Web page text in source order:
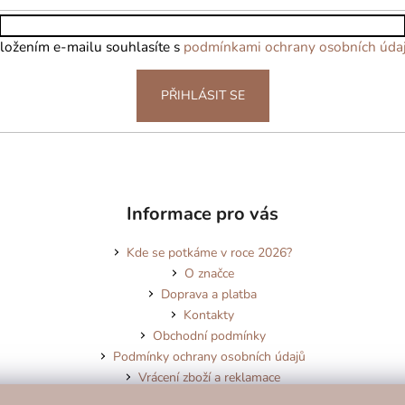
e-mailu souhlasíte s podmínkami ochrany osobních
PŘIHLÁSIT SE
Informace pro vás
Kde se potkáme v roce 2026?
O značce
Doprava a platba
Kontakty
Obchodní podmínky
Podmínky ochrany osobních údajů
Vrácení zboží a reklamace